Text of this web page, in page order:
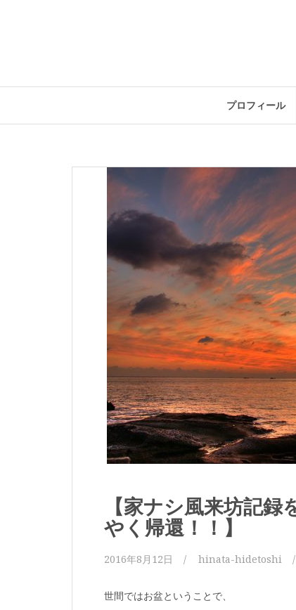
へ
プロフィール
【家ナシ風来坊記
やく帰還！！】
2016年8月12日 hinata-hidetoshi
世間ではお盆ということで、